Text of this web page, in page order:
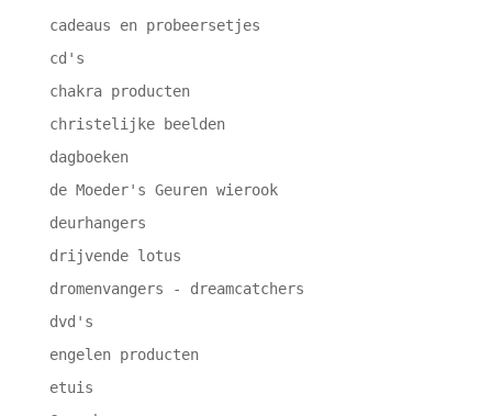
cadeaus en probeersetjes
cd's
chakra producten
christelijke beelden
dagboeken
de Moeder's Geuren wierook
deurhangers
drijvende lotus
dromenvangers - dreamcatchers
dvd's
engelen producten
etuis